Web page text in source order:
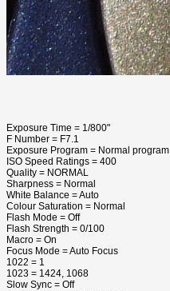
Exposure Time = 1/800"
F Number = F7.1
Exposure Program = Normal program
ISO Speed Ratings = 400
Quality = NORMAL
Sharpness = Normal
White Balance = Auto
Colour Saturation = Normal
Flash Mode = Off
Flash Strength = 0/100
Macro = On
Focus Mode = Auto Focus
1022 = 1
1023 = 1424, 1068
Slow Sync = Off